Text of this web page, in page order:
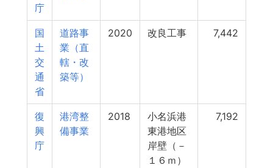
庁
国
土
交
通
省
道路事
業（直
轄・改
築等）
2020 改良工事 7,442
復
興
庁
港湾整
備事業
2018
小名浜港
東港地区
岸壁（－
１６ｍ）
7,192